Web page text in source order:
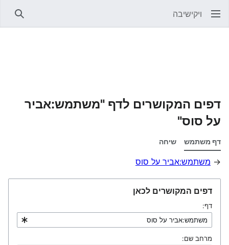
ויקישיבה
דפים המקושרים לדף "משתמש:אביר
על סוס"
דף משתמש שיחה
→ משתמש:אביר על סוס
דפים המקושרים לכאן
דף:
מרחב שם: